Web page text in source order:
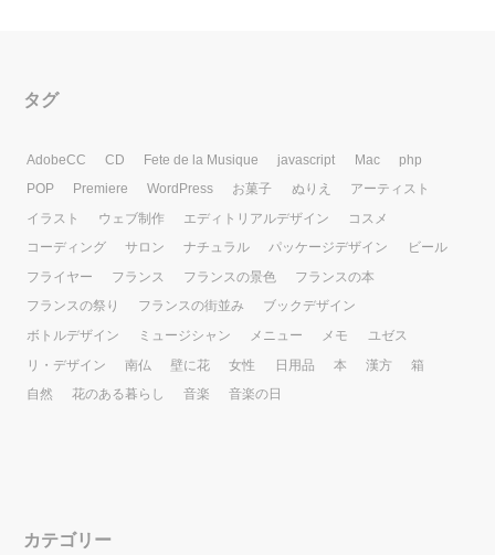
タグ
AdobeCC CD Fete de la Musique javascript Mac
php
POP
Premiere WordPress お菓子 ぬりえ
アーティスト
イラスト
ウェブ制作 エディトリアルデザイン
コスメ
コーディング
サロン ナチュラル パッケージデザイン
ビール
フライヤー
フランス フランスの景色
フランスの本
フランスの祭り
フランスの街並み
ブックデザイン
ボトルデザイン
ミュージシャン メニュー メモ
ユゼス
リ・デザイン
南仏 壁に花 女性 日用品 本 漢方
箱
自然
花のある暮らし 音楽 音楽の日
カテゴリー